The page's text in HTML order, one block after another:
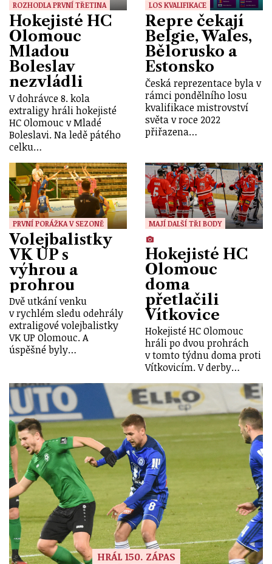
ROZHODLA PRVNÍ TŘETINA
Hokejisté HC
Olomouc
Mladou
Boleslav
nezvládli
V dohrávce 8. kola
extraligy hráli hokejisté
HC Olomouc v Mladé
Boleslavi. Na ledě pátého
celku…
LOS KVALIFIKACE
Repre čekají
Belgie, Wales,
Bělorusko a
Estonsko
Česká reprezentace byla v
rámci pondělního losu
kvalifikace mistrovství
světa v roce 2022
přiřazena…
PRVNÍ PORÁŽKA V SEZONĚ
Volejbalistky
VK UP s
výhrou a
prohrou
Dvě utkání venku
v rychlém sledu odehrály
extraligové volejbalistky
VK UP Olomouc. A
úspěšné byly…
MAJÍ DALŠÍ TŘI BODY
Hokejisté HC
Olomouc
doma
přetlačili
Vítkovice
Hokejisté HC Olomouc
hráli po dvou prohrách
v tomto týdnu doma proti
Vítkovicím. V derby…
HRÁL 150. ZÁPAS